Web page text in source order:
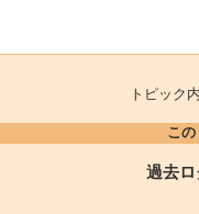
トピッ
こ
過去